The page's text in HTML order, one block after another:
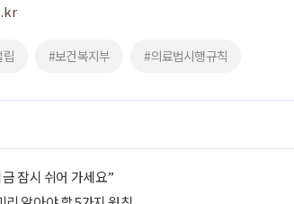
#보건복지부 #의료법시행규칙
잠시 쉬어 가세요”